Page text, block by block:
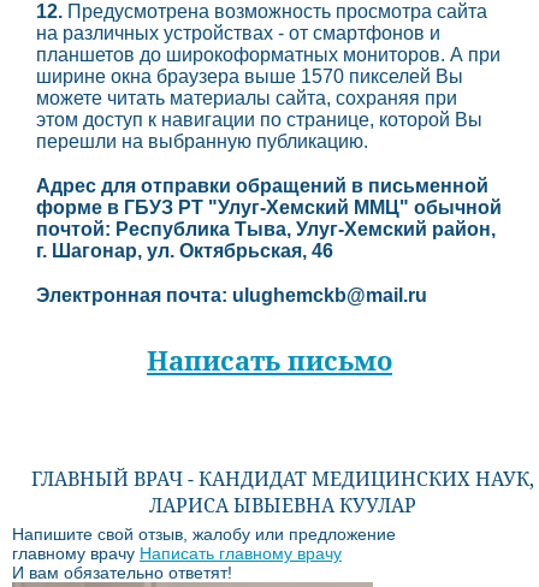
12. Предусмотрена возможность просмотра сайта
на различных устройствах - от смартфонов и
планшетов до широкоформатных мониторов. А при
ширине окна браузера выше 1570 пикселей Вы
можете читать материалы сайта, сохраняя при
этом доступ к навигации по странице, которой Вы
перешли на выбранную публикацию.
Адрес для отправки обращений в письменной
форме в ГБУЗ РТ "Улуг-Хемский ММЦ" обычной
почтой: Республика Тыва, Улуг-Хемский район,
г. Шагонар, ул. Октябрьская, 46
Электронная почта: ulughemckb@mail.ru
Написать письмо
ГЛАВНЫЙ ВРАЧ - КАНДИДАТ МЕДИЦИНСКИХ НАУК,
ЛАРИСА ЫВЫЕВНА КУУЛАР
Напишите свой отзыв, жалобу или предложение
главному врачу Написать главному врачу
И вам обязательно ответят!